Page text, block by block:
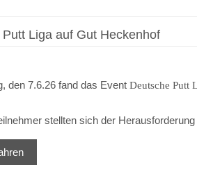
Liga auf Gut Heckenhof
den 7.6.26 fand das Event Deutsche Putt
stellten sich der